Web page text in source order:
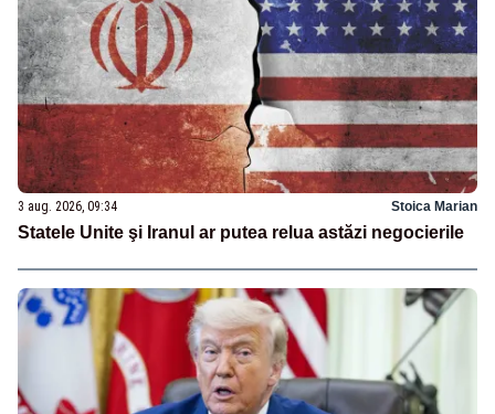
3 aug. 2026, 09:34 Stoica Marian
Statele Unite şi Iranul ar putea relua astăzi negocierile